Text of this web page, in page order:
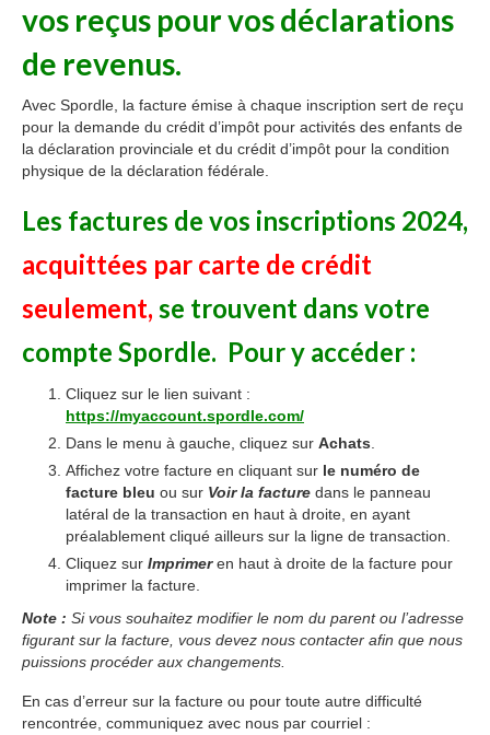
PARENTS
BOUTIQUE EN LIGNE
CALENDRIER
vos reçus pour vos déclarations
de revenus.
Avec Spordle, la facture émise à chaque inscription sert de reçu
pour la demande du crédit d’impôt pour activités des enfants de
la déclaration provinciale et du crédit d’impôt pour la condition
physique de la déclaration fédérale.
Les factures de vos inscriptions 2024,
acquittées par carte de crédit
seulement, se trouvent dans votre
compte Spordle. Pour y accéder :
Cliquez sur le lien suivant :
https://myaccount.spordle.com/
Dans le menu à gauche, cliquez sur Achats.
Affichez votre facture en cliquant sur le numéro de
facture bleu ou sur Voir la facture dans le panneau
latéral de la transaction en haut à droite, en ayant
préalablement cliqué ailleurs sur la ligne de transaction.
Cliquez sur Imprimeren haut à droite de la facture pour
imprimer la facture.
Note : Si vous souhaitez modifier le nom du parent ou l’adresse
figurant sur la facture, vous devez nous contacter afin que nous
puissions procéder aux changements.
En cas d’erreur sur la facture ou pour toute autre difficulté
rencontrée, communiquez avec nous par courriel :